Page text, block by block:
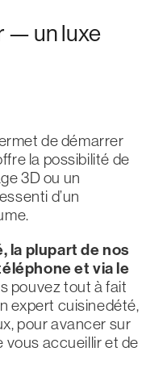
— un luxe
de démarrer
la possibilité de
3D ou un
d’un
la plupart de nos
et via le
pouvez tout à fait
expert cuisinedété,
pour avancer sur
vous accueillir et de